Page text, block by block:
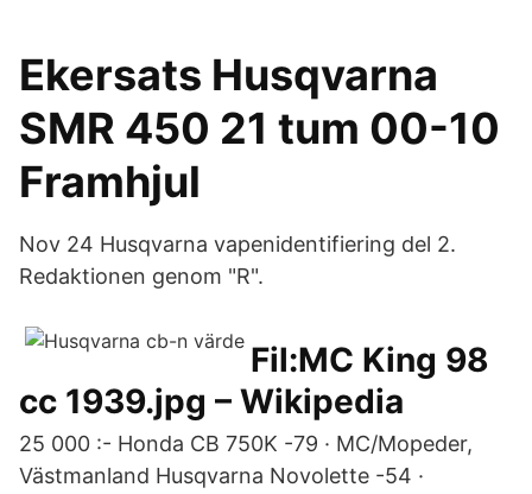
Ekersats Husqvarna
SMR 450 21 tum 00-10
Framhjul
Nov 24 Husqvarna vapenidentifiering del 2.
Redaktionen genom "R".
Fil:MC King 98
cc 1939.jpg – Wikipedia
25 000 :- Honda CB 750K -79 · MC/Mopeder,
Västmanland Husqvarna Novolette -54 ·